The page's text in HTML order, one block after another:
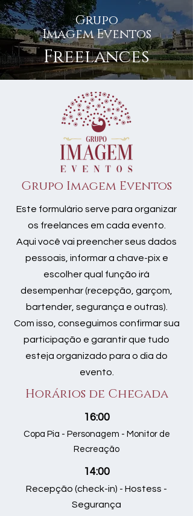
Grupo
Imagem Eventos
Freelances
Grupo Imagem Eventos
Este formulário serve para organizar
os freelances em cada evento.
Aqui você vai preencher seus dados
pessoais, informar a chave-pix e
escolher qual função irá
desempenhar (recepção, garçom,
bartender, segurança e outras).
Com isso, conseguimos confirmar sua
participação e garantir que tudo
esteja organizado para o dia do
evento.
Horários de Chegada
16:00
Copa Pia - Personagem - Monitor de
Recreação
14:00
Recepção (check-in) - Hostess -
Segurança